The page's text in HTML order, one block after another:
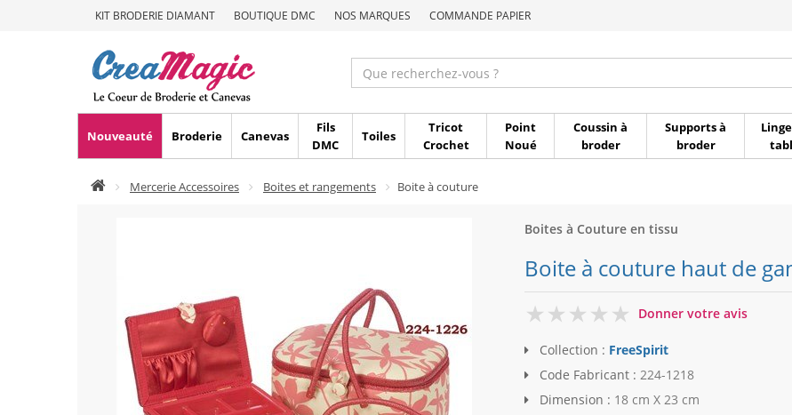
KIT BRODERIE DIAMANT BOUTIQUE DMC NOS MARQUES COMMANDE PAPIER
Nouveauté Broderie Canevas
Fils
DMC
Toiles
Tricot
Crochet
Point
Noué
Coussin à
broder
Supports à
broder
Mercerie Accessoires Boites et rangements Boite à couture
Boites à Couture en tissu
Boite à couture haut de
0
Donner votre avis
Collection : FreeSpirit
Code Fabricant : 224-1218
Dimension : 18 cm X 23 cm